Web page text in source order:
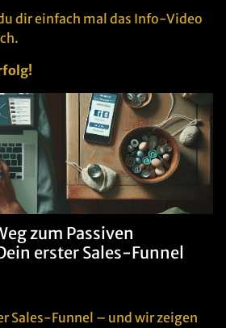
dir einfach mal das Info-Video
zum Passiven
erster Sales-Funnel
Sales-Funnel – und wir zeigen